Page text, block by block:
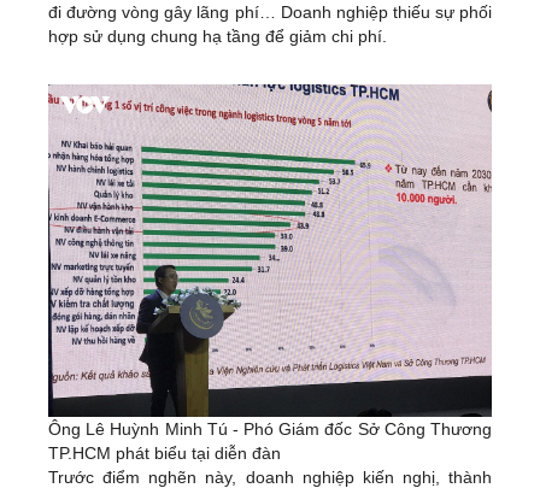
đi đường vòng gây lãng phí… Doanh nghiệp thiếu sự phối
hợp sử dụng chung hạ tầng để giảm chi phí.
Ông Lê Huỳnh Minh Tú - Phó Giám đốc Sở Công Thương
TP.HCM phát biểu tại diễn đàn
Trước điểm nghẽn này, doanh nghiệp kiến nghị, thành